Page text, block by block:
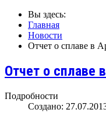
Вы здесь:
Главная
Новости
Отчет о сплаве в
Отчет о сплаве
Подробности
Создано: